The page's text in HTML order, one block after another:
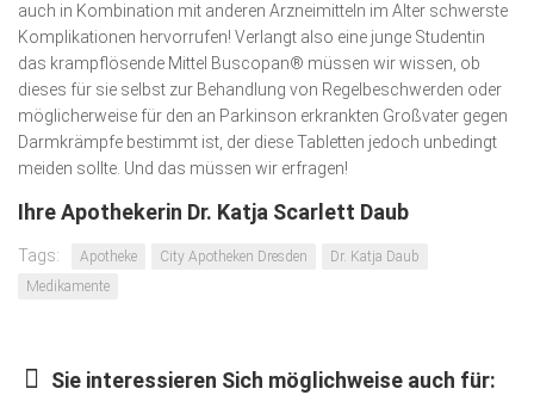
auch in Kombination mit anderen Arzneimitteln im Alter schwerste
Komplikationen hervorrufen! Verlangt also eine junge Studentin
das krampflösende Mittel Buscopan® müssen wir wissen, ob
dieses für sie selbst zur Behandlung von Regelbeschwerden oder
möglicherweise für den an Parkinson erkrankten Großvater gegen
Darmkrämpfe bestimmt ist, der diese Tabletten jedoch unbedingt
meiden sollte. Und das müssen wir erfragen!
Ihre Apothekerin Dr. Katja Scarlett Daub
Tags: Apotheke City Apotheken Dresden
Dr. Katja Daub
Medikamente
Sie interessieren Sich möglichweise auch für: